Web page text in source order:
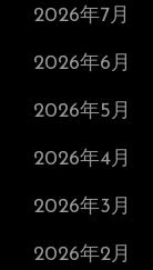
2026年7月
2026年6月
2026年5月
2026年4月
2026年3月
2026年2月